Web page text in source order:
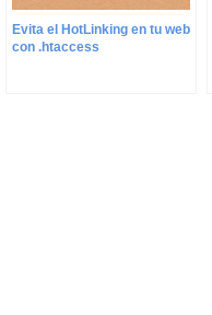
Evita el HotLinking en tu web
con .htaccess